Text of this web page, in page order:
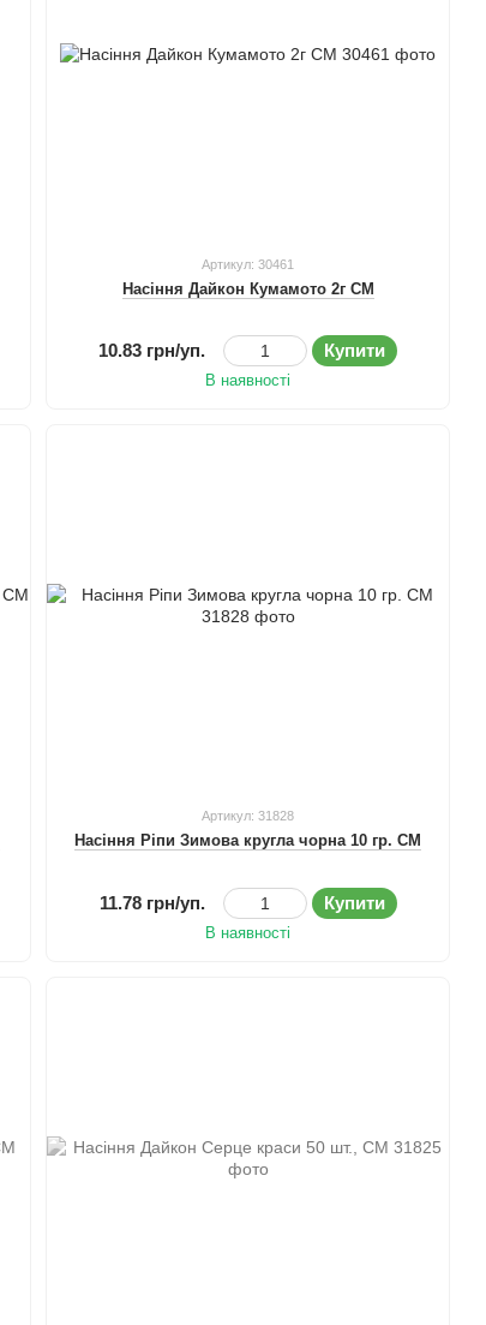
Артикул: 30461
Насіння Дайкон Кумамото 2г СМ
10.83 грн/уп. Купити
В наявності
Артикул: 31828
Насіння Ріпи Зимова кругла чорна 10 гр. СМ
11.78 грн/уп. Купити
В наявності